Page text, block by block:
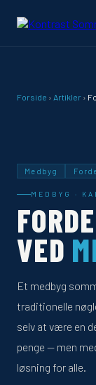
Forside › Artikler ›
Medbyg
MEDBYG ·
VED
Et medbyg
traditionelle
selv at være en
penge — men
løsning for alle.